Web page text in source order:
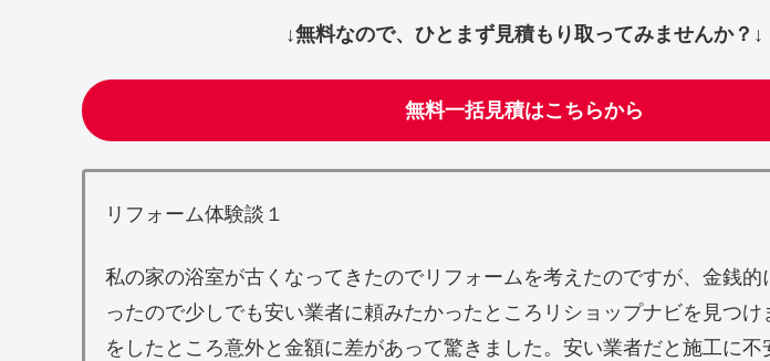
↓無料なので、ひとまず見積もり取ってみませんか？↓
無料一括見積はこちらから
リフォーム体験談１
私の家の浴室が古くなってきたのでリフォームを考えたのですが、金銭
ったので少しでも安い業者に頼みたかったところリショップナビを見つけ
をしたところ意外と金額に差があって驚きました。安い業者だと施工に不